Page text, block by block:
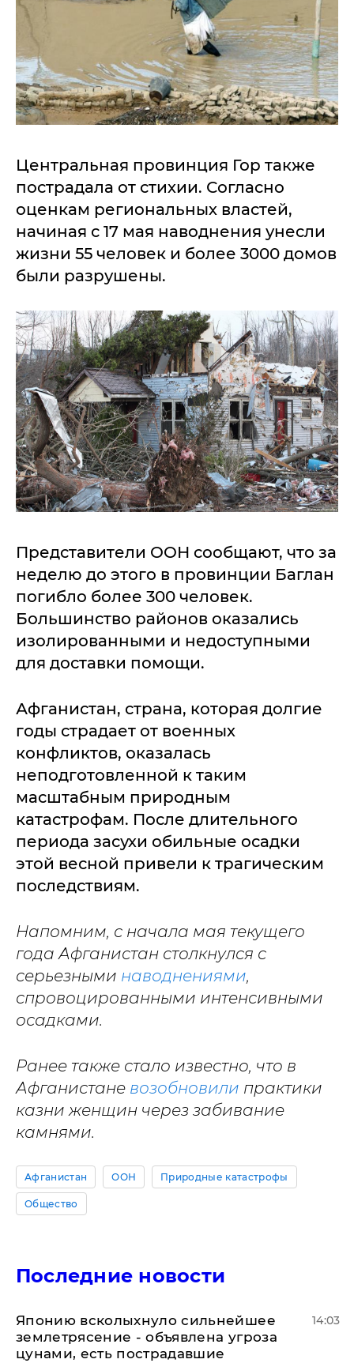
Центральная провинция Гор также
пострадала от стихии. Согласно
оценкам региональных властей,
начиная с 17 мая наводнения унесли
жизни 55 человек и более 3000 домов
были разрушены.
Представители ООН сообщают, что за
неделю до этого в провинции Баглан
погибло более 300 человек.
Большинство районов оказались
изолированными и недоступными
для доставки помощи.
Афганистан, страна, которая долгие
годы страдает от военных
конфликтов, оказалась
неподготовленной к таким
масштабным природным
катастрофам. После длительного
периода засухи обильные осадки
этой весной привели к трагическим
последствиям.
Напомним, с начала мая текущего
года Афганистан столкнулся с
серьезными наводнениями,
спровоцированными интенсивными
осадками.
Ранее также стало известно, что в
Афганистане возобновили практики
казни женщин через забивание
камнями.
Афганистан ООН Природные катастрофы
Общество
Последние новости
Японию всколыхнуло сильнейшее
землетрясение - объявлена угроза
цунами, есть пострадавшие
14:03